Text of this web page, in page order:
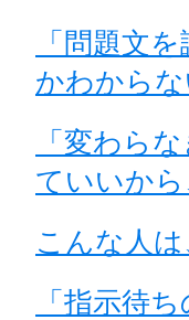
「問題文
かわから
「変わら
ていいか
こんな人
「指示待